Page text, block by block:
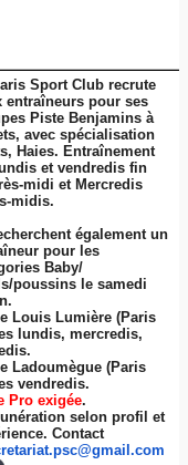
Sport Club recrute
entraîneurs pour ses
Piste Benjamins à
avec spécialisation
Haies. Entraînement
et vendredis fin
midi et Mercredis
midis.
également un
pour les
Baby/
poussins le samedi
Louis Lumière (Paris
lundis, mercredis,
Ladoumègue (Paris
vendredis.
Pro exigée.
selon profil et
Contact
psc@gmail.com